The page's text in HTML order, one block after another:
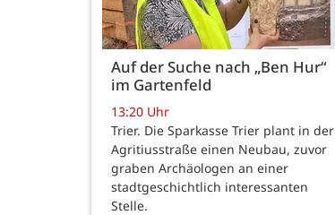
Auf der Suche nach „Ben Hur“
im Gartenfeld
13:20 Uhr
Trier. Die Sparkasse Trier plant in der
Agritiusstraße einen Neubau, zuvor
graben Archäologen an einer
stadtgeschichtlich interessanten
Stelle.